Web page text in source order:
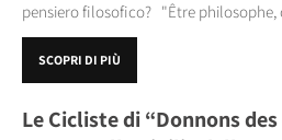
pensiero filosofico? "Être philosophe,
SCOPRI DI PIÙ
Le Cicliste di “Donnons